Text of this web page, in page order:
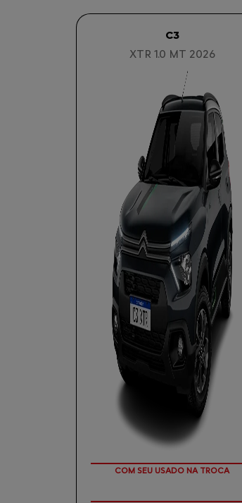
C3
XTR 1.0 MT 2026
COM SEU USADO NA TROCA